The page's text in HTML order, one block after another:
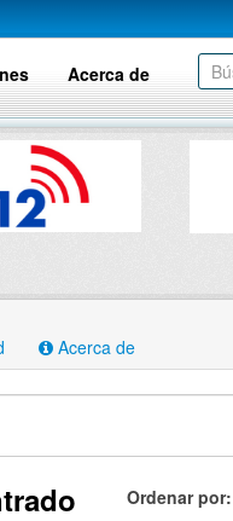
Acerca de
Acerca de
Ordenar por